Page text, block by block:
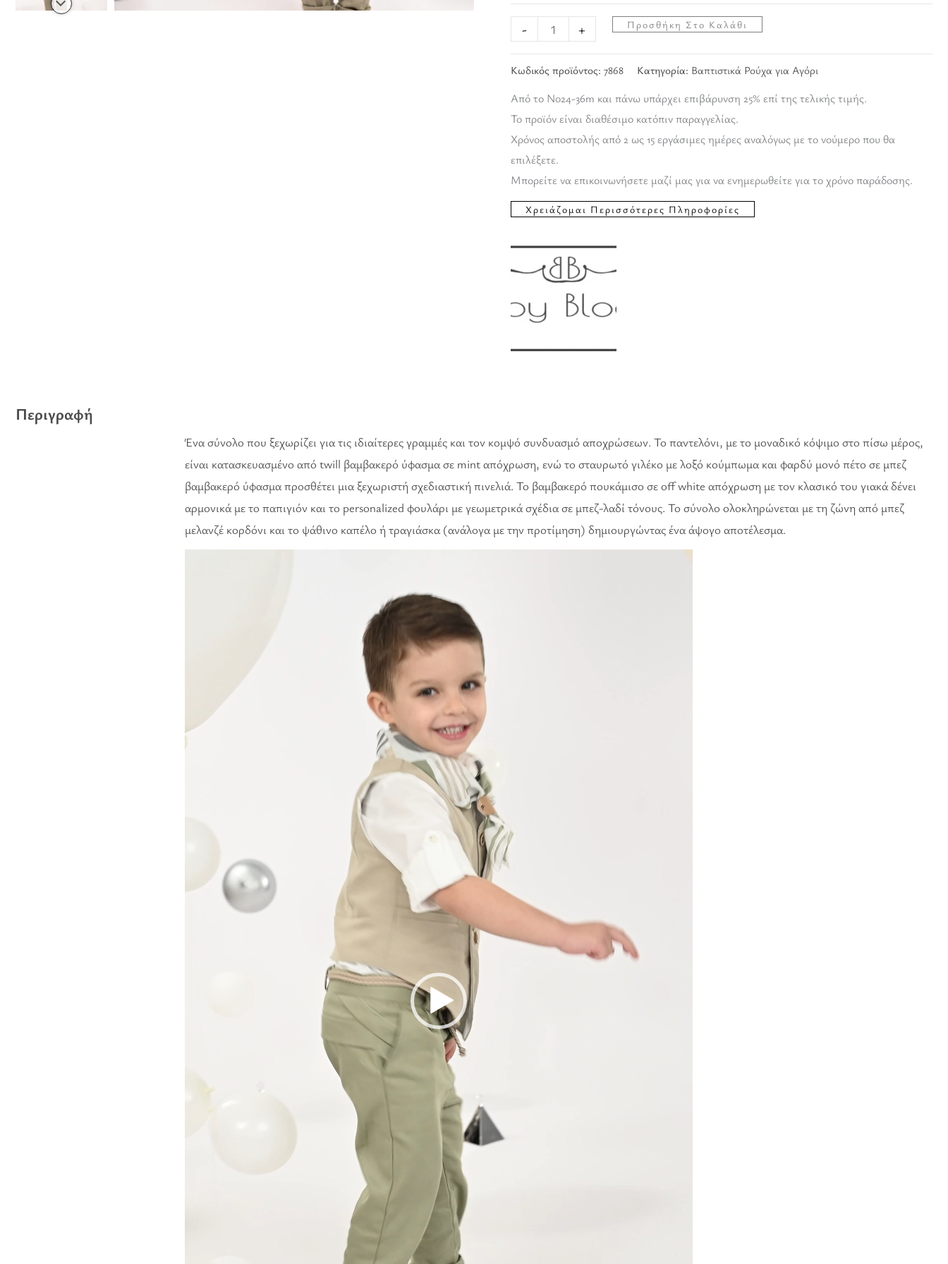
- + Προσθήκη Στο Καλάθι
Κωδικός προϊόντος: 7868 Κατηγορία: Βαπτιστικά Ρούχα για Αγόρι
Από το Νο24-36m και πάνω υπάρχει επιβάρυνση 25% επί της τελικής τιμής.
Το προϊόν είναι διαθέσιμο κατόπιν παραγγελίας.
Χρόνος αποστολής από 2 ως 15 εργάσιμες ημέρες αναλόγως με το νούμερο που θα
επιλέξετε.
Μπορείτε να επικοινωνήσετε μαζί μας για να ενημερωθείτε για το χρόνο παράδοσης.
Περιγραφή
Ένα σύνολο που ξεχωρίζει για τις ιδιαίτερες γραμμές και τον κομψό συνδυασμό αποχρώσεων. Το παντελόνι, με το μοναδικό κόψιμο στο πίσω μέρος,
είναι κατασκευασμένο από twill βαμβακερό ύφασμα σε mint απόχρωση, ενώ το σταυρωτό γιλέκο με λοξό κούμπωμα και φαρδύ μονό πέτο σε μπεζ
βαμβακερό ύφασμα προσθέτει μια ξεχωριστή σχεδιαστική πινελιά. Το βαμβακερό πουκάμισο σε off white απόχρωση με τον κλασικό του γιακά δένει
αρμονικά με το παπιγιόν και το personalized φουλάρι με γεωμετρικά σχέδια σε μπεζ-λαδί τόνους. Το σύνολο ολοκληρώνεται με τη ζώνη από μπεζ
μελανζέ κορδόνι και το ψάθινο καπέλο ή τραγιάσκα (ανάλογα με την προτίμηση) δημιουργώντας ένα άψογο αποτέλεσμα.